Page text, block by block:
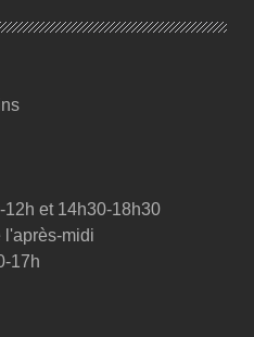
et 14h30-18h30
l'après-midi
17h